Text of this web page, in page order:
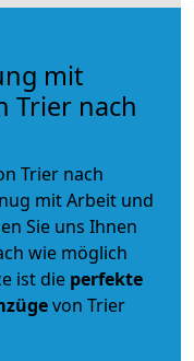
mit
Trier nach
Trier nach
mit Arbeit und
Sie uns Ihnen
wie möglich
ist die perfekte
von Trier